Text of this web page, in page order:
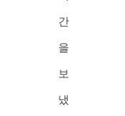
간
을
보
냈